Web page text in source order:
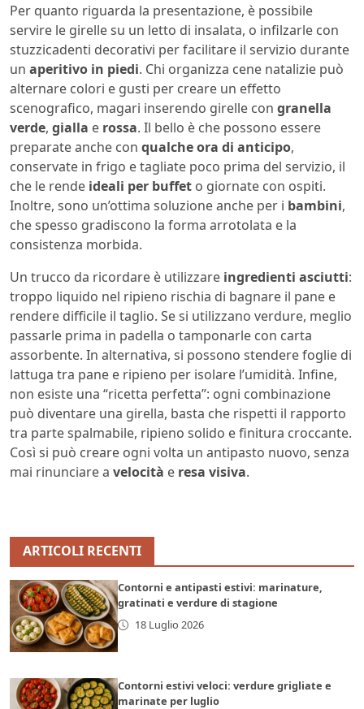
Per quanto riguarda la presentazione, è possibile
servire le girelle su un letto di insalata, o infilzarle con
stuzzicadenti decorativi per facilitare il servizio durante
un aperitivo in piedi. Chi organizza cene natalizie può
alternare colori e gusti per creare un effetto
scenografico, magari inserendo girelle con granella
verde, gialla e rossa. Il bello è che possono essere
preparate anche con qualche ora di anticipo,
conservate in frigo e tagliate poco prima del servizio, il
che le rende ideali per buffet o giornate con ospiti.
Inoltre, sono un’ottima soluzione anche per i bambini,
che spesso gradiscono la forma arrotolata e la
consistenza morbida.
Un trucco da ricordare è utilizzare ingredienti asciutti:
troppo liquido nel ripieno rischia di bagnare il pane e
rendere difficile il taglio. Se si utilizzano verdure, meglio
passarle prima in padella o tamponarle con carta
assorbente. In alternativa, si possono stendere foglie di
lattuga tra pane e ripieno per isolare l’umidità. Infine,
non esiste una “ricetta perfetta”: ogni combinazione
può diventare una girella, basta che rispetti il rapporto
tra parte spalmabile, ripieno solido e finitura croccante.
Così si può creare ogni volta un antipasto nuovo, senza
mai rinunciare a velocità e resa visiva.
ARTICOLI RECENTI
Contorni e antipasti estivi: marinature,
gratinati e verdure di stagione
18 Luglio 2026
Contorni estivi veloci: verdure grigliate e
marinate per luglio